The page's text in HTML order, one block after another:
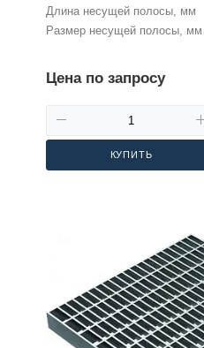
Длина несущей полосы, мм
Размер несущей полосы, мм
Цена по запросу
КУПИТЬ